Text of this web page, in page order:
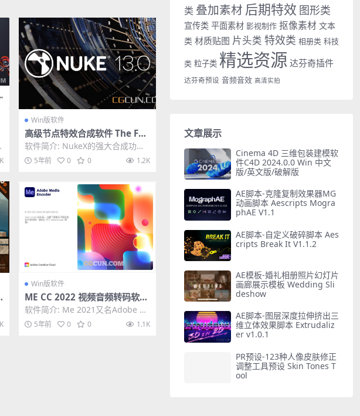
Win版软件
高级节点特效合成软件 The Fou
ndry Nuke Studio 13.0V1 Wi
n注册机破解版
软件简介: NukeX的强大合成功
能，再加上Hiero的多轨道剪辑时
间线，让您可...
5年前 0 0 1.2K
Win版软件
ME CC 2022 视频音频转码软件
Adobe Media Encoder 2022
(22.0.0.107) ​​​
软件简介: Me 2021又名Adobe m
edia encoder 2021是...
5年前 0 0 1.1K
类 叠加素材 后期特效 图形类
宣传类 平面素材 影视制作 抠像素材 文本
类 材质贴图 片头类 特效类 相册类 科技
类 粒子类 精选资源 达芬奇插件
达芬奇预设 音频音效 高清实拍
文章展示
Cinema 4D 三维包装建模软
件C4D 2024.0.0 Win 中文
版/英文版/破解版
AE脚本-克隆复制效果器MG
动画脚本 Aescripts Mogra
phAE V1.1
AE脚本-自定义破碎脚本 Aes
cripts Break It V1.1.2
AE模板-婚礼相册照片幻灯片
画廊展示模板 Wedding Sli
deshow
AE脚本-图层深度拉伸挤出三
维立体效果脚本 Extrudaliz
er v1.0.1
PR预设-123种人像皮肤修正
调整工具预设 Skin Tones T
ool